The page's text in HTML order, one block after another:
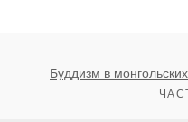
Буддизм в